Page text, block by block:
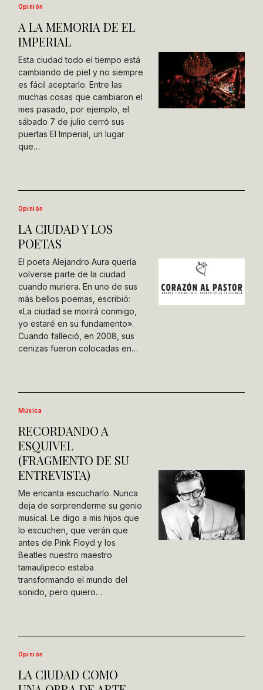
Opinión
A LA MEMORIA DE EL
IMPERIAL
Esta ciudad todo el tiempo está
cambiando de piel y no siempre
es fácil aceptarlo. Entre las
muchas cosas que cambiaron el
mes pasado, por ejemplo, el
sábado 7 de julio cerró sus
puertas El Imperial, un lugar
que…
Opinión
LA CIUDAD Y LOS
POETAS
El poeta Alejandro Aura quería
volverse parte de la ciudad
cuando muriera. En uno de sus
más bellos poemas, escribió:
«La ciudad se morirá conmigo,
yo estaré en su fundamento».
Cuando falleció, en 2008, sus
cenizas fueron colocadas en…
Música
RECORDANDO A
ESQUIVEL
(FRAGMENTO DE SU
ENTREVISTA)
Me encanta escucharlo. Nunca
deja de sorprenderme su genio
musical. Le digo a mis hijos que
lo escuchen, que verán que
antes de Pink Floyd y los
Beatles nuestro maestro
tamaulipeco estaba
transformando el mundo del
sonido, pero quiero…
Opinión
LA CIUDAD COMO